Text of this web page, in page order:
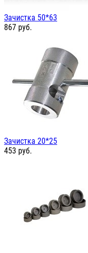
Зачистка 50*63
867 руб.
Зачистка 20*25
453 руб.